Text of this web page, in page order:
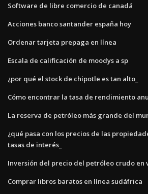
Software de libre comercio de canadá
Acciones banco santander españa hoy
Ordenar tarjeta prepaga en línea
Escala de calificación de moodys a sp
¿por qué el stock de chipotle es tan alto_
Cómo encontrar la tasa de rendimiento
La reserva de petróleo más grande del
¿qué pasa con los precios de las
tasas de interés_
Inversión del precio del petróleo crudo en
Comprar libros baratos en línea sudáfrica